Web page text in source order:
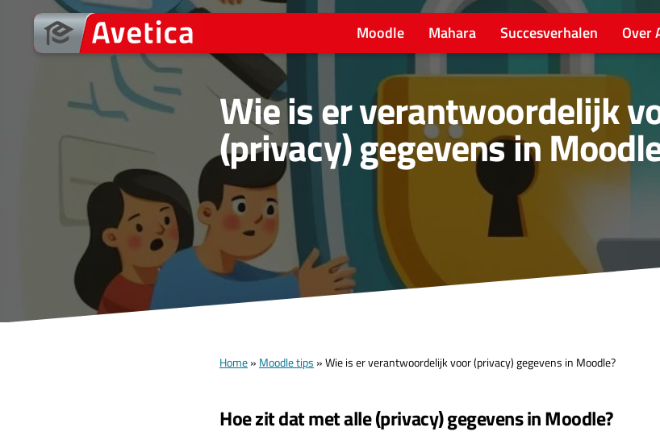
Moodle Mahara Succesverhalen Over
Wie is er verantwoordelijk
(privacy) gegevens in
Home» Moodle tips »Wie is er verantwoordelijk voor (privacy) gegevens in Moodle?
Hoe zit dat met alle (privacy) gegevens in Moodle?